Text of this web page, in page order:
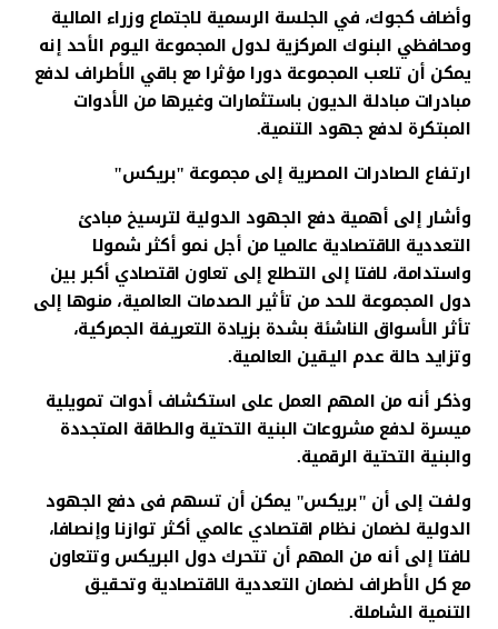
وأضاف كجوك، في الجلسة الرسمية لاجتماع وزراء المالية
ومحافظي البنوك المركزية لدول المجموعة اليوم الأحد إنه
يمكن أن تلعب المجموعة دورا مؤثرا مع باقي الأطراف لدفع
مبادرات مبادلة الديون باستثمارات وغيرها من الأدوات
المبتكرة لدفع جهود التنمية.
ارتفاع الصادرات المصرية إلى مجموعة "بريكس"
وأشار إلى أهمية دفع الجهود الدولية لترسيخ مبادئ
التعددية الاقتصادية عالميا من أجل نمو أكثر شمولا
واستدامة، لافتا إلى التطلع إلى تعاون اقتصادي أكبر بين
دول المجموعة للحد من تأثير الصدمات العالمية، منوها إلى
تأثر الأسواق الناشئة بشدة بزيادة التعريفة الجمركية،
وتزايد حالة عدم اليقين العالمية.
وذكر أنه من المهم العمل على استكشاف أدوات تمويلية
ميسرة لدفع مشروعات البنية التحتية والطاقة المتجددة
والبنية التحتية الرقمية.
ولفت إلى أن "بريكس" يمكن أن تسهم فى دفع الجهود
الدولية لضمان نظام اقتصادي عالمي أكثر توازنا وإنصافا،
لافتا إلى أنه من المهم أن تتحرك دول البريكس وتتعاون
مع كل الأطراف لضمان التعددية الاقتصادية وتحقيق
التنمية الشاملة.